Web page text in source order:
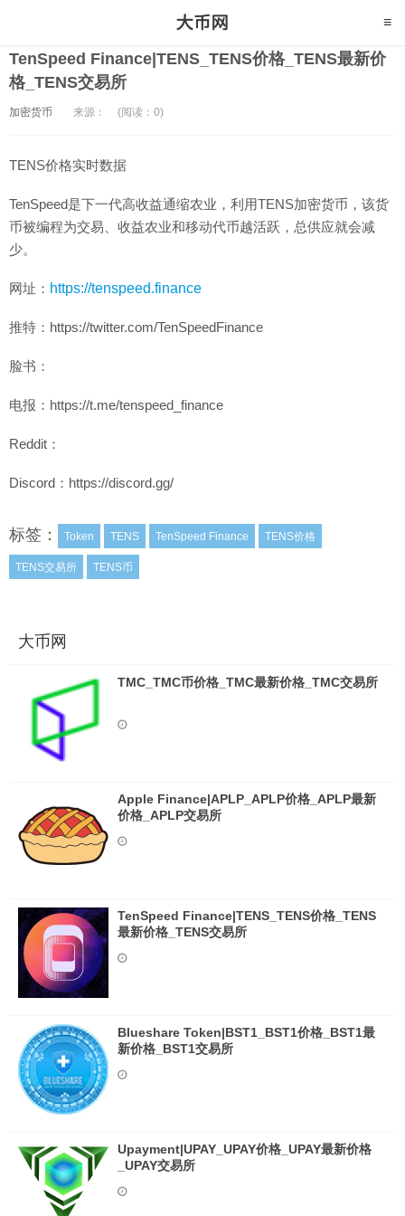
TenSpeed Finance|TENS_TENS价格_TENS最新价
格_TENS交易所
加密货币 来源： (阅读：0)
TENS价格实时数据
TenSpeed是下一代高收益通缩农业，利用TENS加密货币，该货
币被编程为交易、收益农业和移动代币越活跃，总供应就会减
少。
网址： https://tenspeed.finance
推特：https://twitter.com/TenSpeedFinance
脸书：
电报：https://t.me/tenspeed_finance
Reddit：
Discord：https://discord.gg/
标签： Token TENS TenSpeed Finance TENS价格
TENS交易所 TENS币
大币网
TMC_TMC币价格_TMC最新价格_TMC交易所
Apple Finance|APLP_APLP价格_APLP最新
价格_APLP交易所
TenSpeed Finance|TENS_TENS价格_TENS
最新价格_TENS交易所
Blueshare Token|BST1_BST1价格_BST1最
新价格_BST1交易所
Upayment|UPAY_UPAY价格_UPAY最新价格
_UPAY交易所